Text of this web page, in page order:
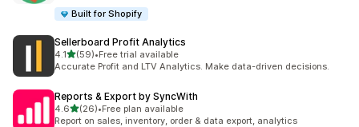
Built for Shopify
Sellerboard Profit Analytics
4.1เต็ม 5 ดาว
(59)
ทั้งหมด 59 รีวิว
•Free trial available
Accurate Profit and LTV Analytics. Make data-driven decisions.
Reports & Export by SyncWith
4.6เต็ม 5 ดาว
(26)
ทั้งหมด 26 รีวิว
•Free plan available
Report on sales, inventory, order & data export, analytics